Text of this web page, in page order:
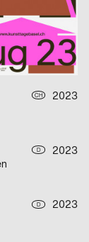
CH
2023
CH
2023
D
2023
D
2023